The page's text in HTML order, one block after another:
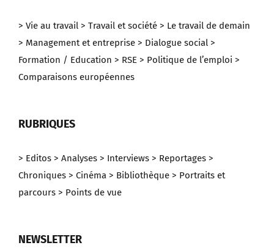
> Vie au travail > Travail et société > Le travail de demain
> Management et entreprise > Dialogue social >
Formation / Education > RSE > Politique de l’emploi >
Comparaisons européennes
RUBRIQUES
> Editos > Analyses > Interviews > Reportages >
Chroniques > Cinéma > Bibliothèque > Portraits et
parcours > Points de vue
NEWSLETTER